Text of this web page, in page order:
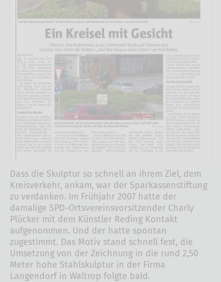
Dass die Skulptur so schnell an ihrem Ziel, dem
Kreisverkehr, ankam, war der Sparkassenstiftung
zu verdanken. Im Frühjahr 2007 hatte der
damalige SPD-Ortsvereinsvorsitzender Charly
Plücker mit dem Künstler Reding Kontakt
aufgenommen. Und der hatte spontan
zugestimmt. Das Motiv stand schnell fest, die
Umsetzung von der Zeichnung in die rund 2,50
Meter hohe Stahlskulptur in der Firma
Langendorf in Waltrop folgte bald.